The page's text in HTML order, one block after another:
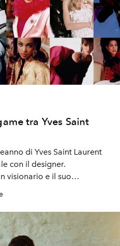
tra Yves Saint
di Yves Saint Laurent
con il designer.
visionario e il suo
lasciato un segno
oggi.